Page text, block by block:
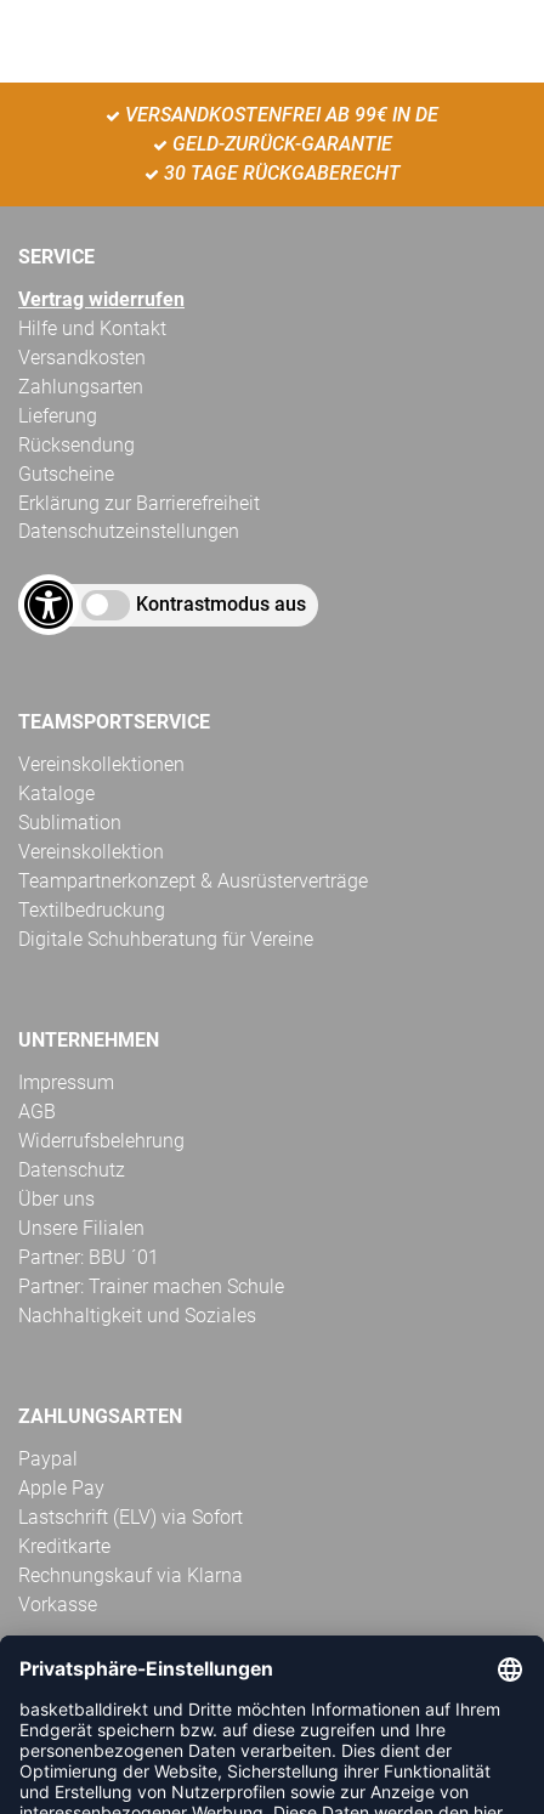
VERSANDKOSTENFREI AB 99€ IN DE
GELD-ZURÜCK-GARANTIE
30 TAGE RÜCKGABERECHT
SERVICE
Vertrag widerrufen
Hilfe und Kontakt
Versandkosten
Zahlungsarten
Lieferung
Rücksendung
Gutscheine
Erklärung zur Barrierefreiheit
Datenschutzeinstellungen
Kontrastmodus aus
TEAMSPORTSERVICE
Vereinskollektionen
Kataloge
Sublimation
Vereinskollektion
Teampartnerkonzept & Ausrüsterverträge
Textilbedruckung
Digitale Schuhberatung für Vereine
UNTERNEHMEN
Impressum
AGB
Widerrufsbelehrung
Datenschutz
Über uns
Unsere Filialen
Partner: BBU ´01
Partner: Trainer machen Schule
Nachhaltigkeit und Soziales
ZAHLUNGSARTEN
Paypal
Apple Pay
Lastschrift (ELV) via Sofort
Kreditkarte
Rechnungskauf via Klarna
Vorkasse
ABONNIERE JETZT DEN KOSTENLOSEN
HANDBALLDIREKT-NEWSLETTER UND VERPASSE KEINE
NEUIGKEIT ODER AKTION MEHR.
JETZT ANMELDEN